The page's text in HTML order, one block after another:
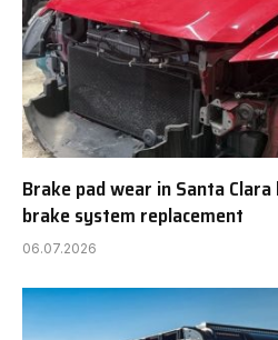
Brake pad wear in Santa
brake system replacement
06.07.2026